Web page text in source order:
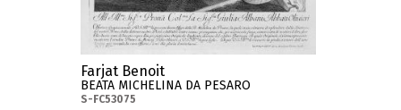
Farjat Benoit
BEATA MICHELINA DA PESARO
S-FC53075